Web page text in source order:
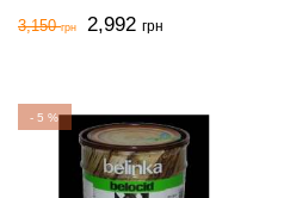
3,150грн 2,992 грн
-5%